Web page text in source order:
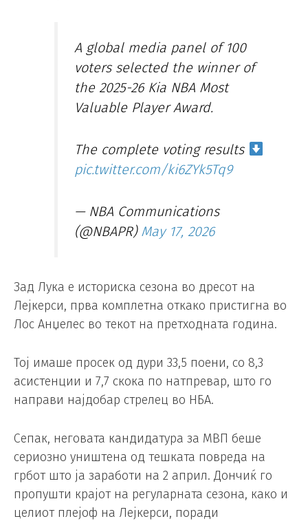
A global media panel of 100
voters selected the winner of
the 2025-26 Kia NBA Most
Valuable Player Award.
The complete voting results
pic.twitter.com/ki6ZYk5Tq9
— NBA Communications
(@NBAPR) May 17, 2026
Зад Лука е историска сезона во дресот на
Лејкерси, прва комплетна откако пристигна во
Лос Анџелес во текот на претходната година.
Тој имаше просек од дури 33,5 поени, со 8,3
асистенции и 7,7 скока по натпревар, што го
направи најдобар стрелец во НБА.
Сепак, неговата кандидатура за MВП беше
сериозно уништена од тешката повреда на
грбот што ја заработи на 2 април. Дончиќ го
пропушти крајот на регуларната сезона, како и
целиот плејоф на Лејкерси, поради